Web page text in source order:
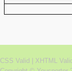
CSS Valid | XHTML